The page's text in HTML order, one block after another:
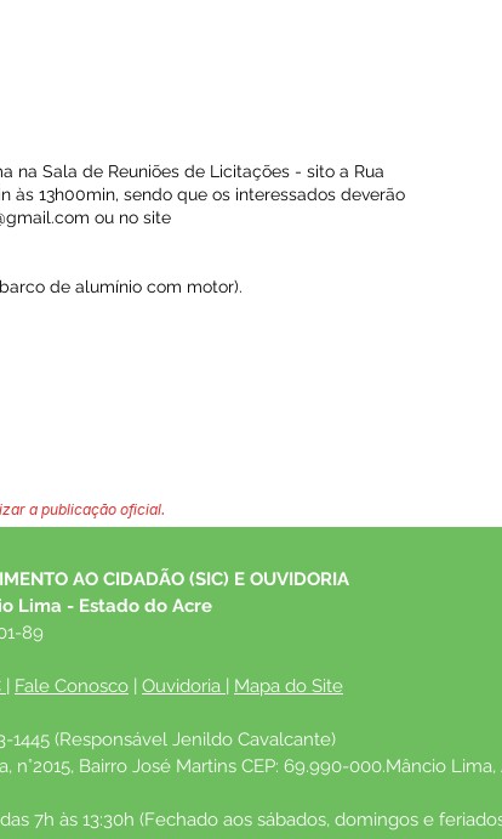
na Sala de Reuniões de Licitações - sito a Rua
às 13h00min, sendo que os interessados deverão
ou no site
de alumínio com motor).
a publicação oficial.
AO CIDADÃO (SIC) E OUVIDORIA
Lima - Estado do Acre
89
| Fale Conosco | Ouvidoria | Mapa do Site
1445 (Responsável Jenildo Cavalcante)
n°2015, Bairro José Martins CEP: 69.990-000.Mâncio Lima,
7h às 13:30h (Fechado aos sábados, domingos e